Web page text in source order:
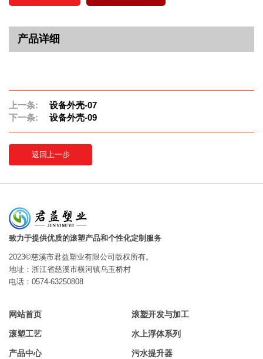
产品详细
上一条:
设备外壳-07
下一条:
设备外壳-09
返回上一步
致力于提供优质的滚塑产品和个性化定制服务
2023©慈溪市君益塑业有限公司版权所有。
地址：浙江省慈溪市横河镇乌玉桥村
电话：0574-63250808
网站首页
滚塑工艺
产品中心
滚塑开发与加工
水上浮体系列
污水提升器